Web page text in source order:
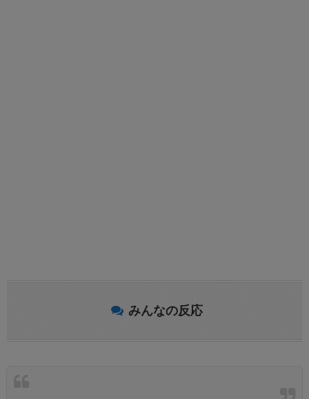
みんなの反応